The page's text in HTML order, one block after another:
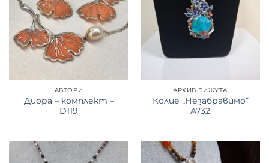
АВТОРИ
Диора – комплект –
D119
АРХИВ БИЖУТА
Колие „Незабравимо“
A732